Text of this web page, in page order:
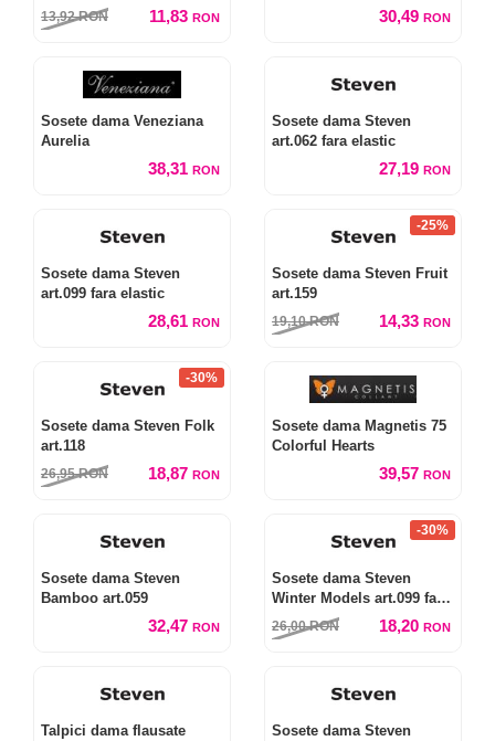
13,92RON 11,83 RON 30,49 RON
Sosete dama Veneziana
Aurelia
38,31 RON
Sosete dama Steven
art.062 fara elastic
27,19 RON
Sosete dama Steven
art.099 fara elastic
28,61 RON
-25%
Sosete dama Steven Fruit
art.159
19,10RON 14,33 RON
-30%
Sosete dama Steven Folk
art.118
26,95RON 18,87 RON
Sosete dama Magnetis 75
Colorful Hearts
39,57 RON
Sosete dama Steven
Bamboo art.059
32,47 RON
-30%
Sosete dama Steven
Winter Models art.099 fara
elastic
26,00RON 18,20 RON
Talpici dama flausate
Sosete dama Steven